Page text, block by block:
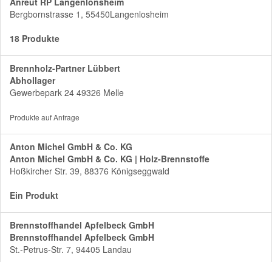
Bergbornstrasse 1, 55450Langenlosheim
18 Produkte
Brennholz-Partner Lübbert
Abhollager
Gewerbepark 24 49326 Melle
Produkte auf Anfrage
Anton Michel GmbH & Co. KG
Anton Michel GmbH & Co. KG | Holz-Brennstoffe
Hoßkircher Str. 39, 88376 Königseggwald
Ein Produkt
Brennstoffhandel Apfelbeck GmbH
Brennstoffhandel Apfelbeck GmbH
St.-Petrus-Str. 7, 94405 Landau